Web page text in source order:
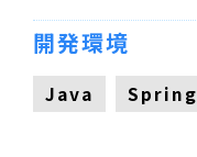
開発環境
Java Spring